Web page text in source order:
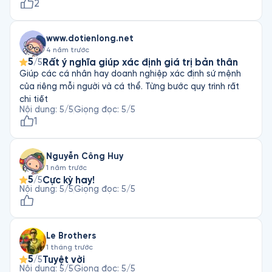
2
www.dotienlong.net
4 năm trước
5/5 Rất ý nghĩa giúp xác định giá trị bản thân
Giúp các cá nhân hay doanh nghiệp xác định sứ mệnh
của riêng mỗi người và cá thể. Từng bước quy trình rất
chi tiết
Nội dung: 5/5Giọng đọc: 5/5
1
Nguyễn Công Huy
1 năm trước
5/5Cực kỳ hay!
Nội dung: 5/5Giọng đọc: 5/5
Le Brothers
1 tháng trước
5/5Tuyệt vời
Nội dung: 5/5Giọng đọc: 5/5